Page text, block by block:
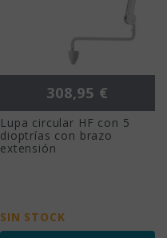
Precio
308,95 €
Lupa circular HF con 5
dioptrías con brazo
extensión
SIN STOCK